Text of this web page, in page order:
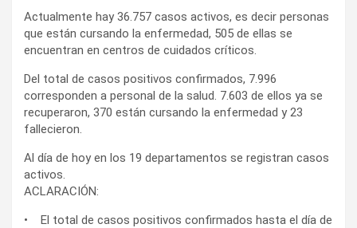
Actualmente hay 36.757 casos activos, es decir personas
que están cursando la enfermedad, 505 de ellas se
encuentran en centros de cuidados críticos.
Del total de casos positivos confirmados, 7.996
corresponden a personal de la salud. 7.603 de ellos ya se
recuperaron, 370 están cursando la enfermedad y 23
fallecieron.
Al día de hoy en los 19 departamentos se registran casos
activos.
ACLARACIÓN:
• El total de casos positivos confirmados hasta el día de